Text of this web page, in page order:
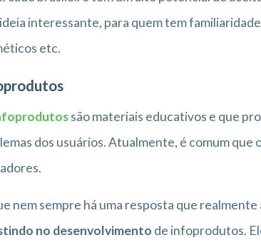
interessante, para quem tem
etc.
são materiais educativos e que
dos usuários. Atualmente, é comum
nem sempre há uma resposta que
no desenvolvimento de infoprodutos.